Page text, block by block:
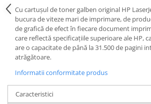
Cu cartușul de toner galben original HP
bucura de viteze mari de imprimare, de
de grafică de efect în fiecare document
care reflectă specificațiile superioare ale HP,
are o capacitate de până la 31.500 de pagini
atrăgătoare.
Informatii conformitate produs
Caracteristici